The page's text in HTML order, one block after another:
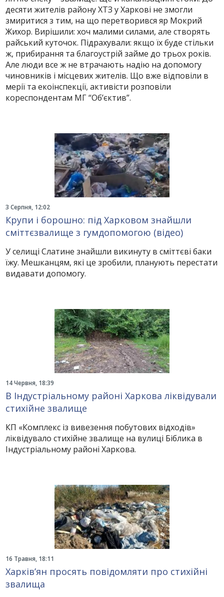
десяти жителів району ХТЗ у Харкові не змогли
змиритися з тим, на що перетворився яр Мокрий
Жихор. Вирішили: хоч малими силами, але створять
райський куточок. Підрахували: якщо їх буде стільки
ж, прибирання та благоустрій займе до трьох років.
Але люди все ж не втрачають надію на допомогу
чиновників і місцевих жителів. Що вже відповіли в
мерії та екоінспекції, активісти розповіли
кореспондентам МГ “Об’єктив”.
3 Серпня, 12:02
Крупи і борошно: під Харковом знайшли
сміттєзвалище з гумдопомогою (відео)
У селищі Слатине знайшли викинуту в сміттєві баки
їжу. Мешканцям, які це зробили, планують перестати
видавати допомогу.
14 Червня, 18:39
В Індустріальному районі Харкова ліквідували
стихійне звалище
КП «Комплекс із вивезення побутових відходів»
ліквідувало стихійне звалище на вулиці Біблика в
Індустріальному районі Харкова.
16 Травня, 18:11
Харків’ян просять повідомляти про стихійні
звалища